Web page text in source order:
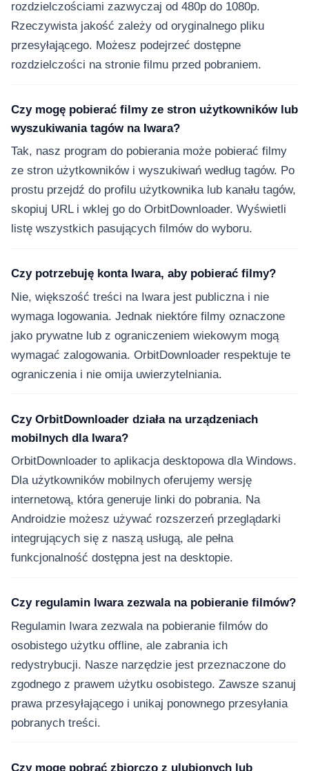
rozdzielczościami zazwyczaj od 480p do 1080p.
Rzeczywista jakość zależy od oryginalnego pliku
przesyłającego. Możesz podejrzeć dostępne
rozdzielczości na stronie filmu przed pobraniem.
Czy mogę pobierać filmy ze stron użytkowników lub
wyszukiwania tagów na Iwara?
Tak, nasz program do pobierania może pobierać filmy
ze stron użytkowników i wyszukiwań według tagów. Po
prostu przejdź do profilu użytkownika lub kanału tagów,
skopiuj URL i wklej go do OrbitDownloader. Wyświetli
listę wszystkich pasujących filmów do wyboru.
Czy potrzebuję konta Iwara, aby pobierać filmy?
Nie, większość treści na Iwara jest publiczna i nie
wymaga logowania. Jednak niektóre filmy oznaczone
jako prywatne lub z ograniczeniem wiekowym mogą
wymagać zalogowania. OrbitDownloader respektuje te
ograniczenia i nie omija uwierzytelniania.
Czy OrbitDownloader działa na urządzeniach
mobilnych dla Iwara?
OrbitDownloader to aplikacja desktopowa dla Windows.
Dla użytkowników mobilnych oferujemy wersję
internetową, która generuje linki do pobrania. Na
Androidzie możesz używać rozszerzeń przeglądarki
integrujących się z naszą usługą, ale pełna
funkcjonalność dostępna jest na desktopie.
Czy regulamin Iwara zezwala na pobieranie filmów?
Regulamin Iwara zezwala na pobieranie filmów do
osobistego użytku offline, ale zabrania ich
redystrybucji. Nasze narzędzie jest przeznaczone do
zgodnego z prawem użytku osobistego. Zawsze szanuj
prawa przesyłającego i unikaj ponownego przesyłania
pobranych treści.
Czy mogę pobrać zbiorczo z ulubionych lub